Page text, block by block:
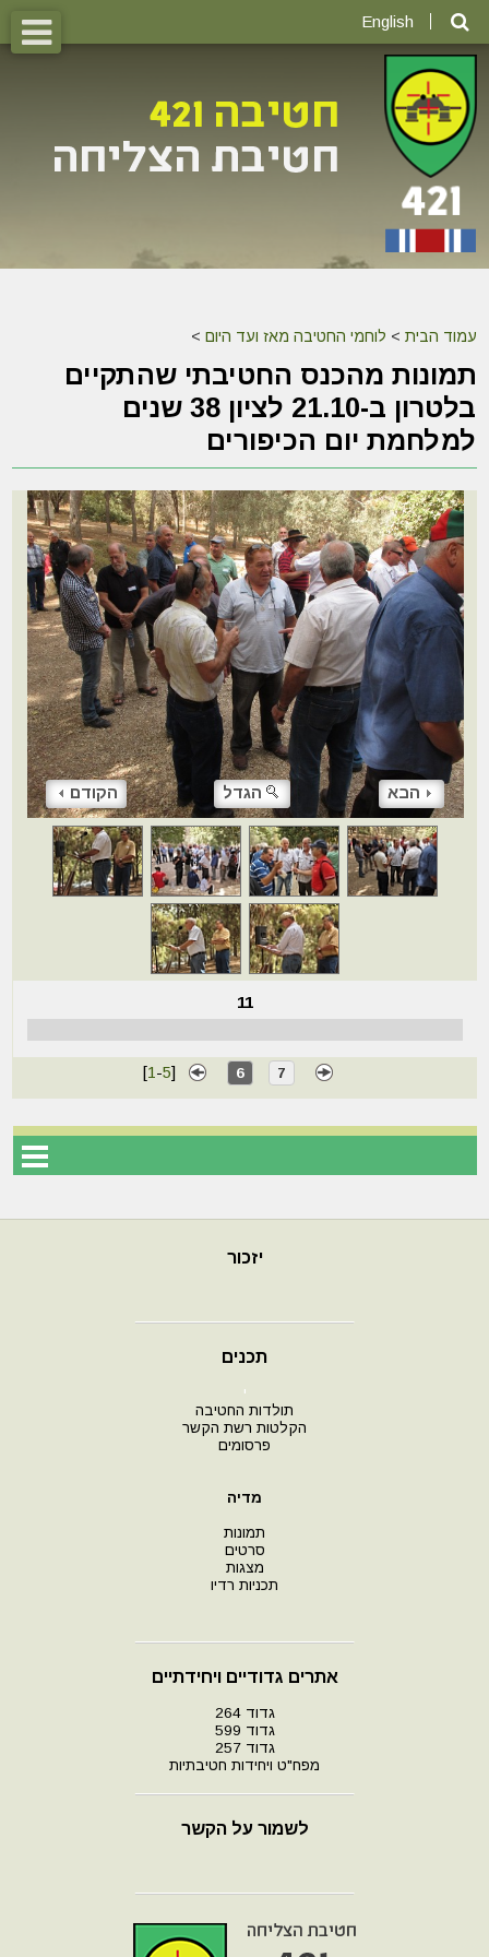
English
עמוד הבית > לוחמי החטיבה מאז ועד היום >
תמונות מהכנס החטיבתי שהתקיים
בלטרון ב-21.10 לציון 38 שנים
למלחמת יום הכיפורים
הקודם הגדל הבא
11
[1 -5] 6 7
יזכור
תכנים
י
תולדות החטיבה
הקלטות רשת הקשר
פרסומים
מדיה
תמונות
סרטים
מצגות
תכניות רדיו
אתרים גדודיים ויחידתיים
גדוד 264
גדוד 599
גדוד 257
מפח"ט ויחידות חטיבתיות
לשמור על הקשר